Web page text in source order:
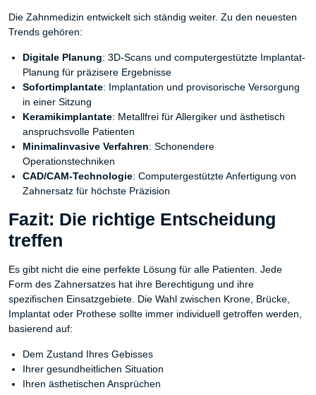
Die Zahnmedizin entwickelt sich ständig weiter. Zu den neuesten
Trends gehören:
Digitale Planung: 3D-Scans und computergestützte Implantat-
Planung für präzisere Ergebnisse
Sofortimplantate: Implantation und provisorische Versorgung
in einer Sitzung
Keramikimplantate: Metallfrei für Allergiker und ästhetisch
anspruchsvolle Patienten
Minimalinvasive Verfahren: Schonendere
Operationstechniken
CAD/CAM-Technologie: Computergestützte Anfertigung von
Zahnersatz für höchste Präzision
Fazit: Die richtige Entscheidung
treffen
Es gibt nicht die eine perfekte Lösung für alle Patienten. Jede
Form des Zahnersatzes hat ihre Berechtigung und ihre
spezifischen Einsatzgebiete. Die Wahl zwischen Krone, Brücke,
Implantat oder Prothese sollte immer individuell getroffen werden,
basierend auf:
Dem Zustand Ihres Gebisses
Ihrer gesundheitlichen Situation
Ihren ästhetischen Ansprüchen